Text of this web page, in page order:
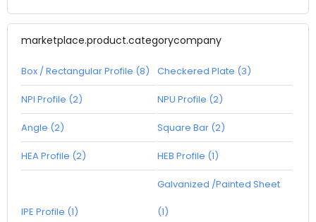
marketplace.product.categorycompany
Box / Rectangular Profile (8) Checkered Plate (3)
NPI Profile (2) NPU Profile (2)
Angle (2) Square Bar (2)
HEA Profile (2) HEB Profile (1)
IPE Profile (1)
Galvanized /Painted Sheet
(1)